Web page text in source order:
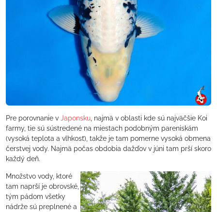
Pre porovnanie v Japonsku , najmä v oblasti kde sú najväčšie Koi
farmy, tie sú sústredené na miestach podobným pareniskám
(vysoká teplota a vlhkosť), takže je tam pomerne vysoká obmena
čerstvej vody. Najmä počas obdobia dažďov v júni tam prší skoro
každý deň.
Množstvo vody, ktoré
tam naprší je obrovské,
tým pádom všetky
nádrže sú preplnené a